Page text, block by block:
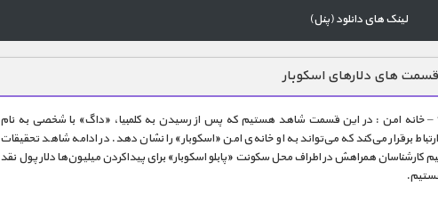
لینک های دانلود (پنل)
های دلارهای اسکوبار
قسمت 1 – خانه امن : در این قسمت شاهد هستیم که پس از رسیدن به کلمبیا، «داگ» با شخصی به نام
برقرار می‌کند که می‌تواند به او خانه‌ی امن «اسکوبار» را نشان دهد. در ادامه شاهد تحقیقات
کارشناسان همراهش در اطراف محل سکونت «پابلو اسکوبار» برای پیداکردن میلیون‌ها دلار پول نقد